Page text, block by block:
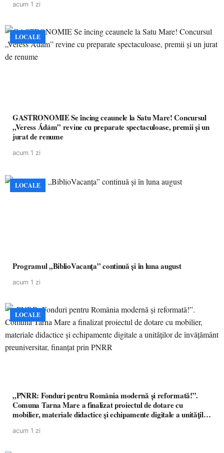
acum 1 zi
LOCALE
GASTRONOMIE Se încing ceaunele la Satu Mare! Concursul
„Veress Ádám” revine cu preparate spectaculoase, premii și un
jurat de renume
acum 1 zi
LOCALE
Programul „BiblioVacanța” continuă și în luna august
acum 1 zi
LOCALE
„PNRR: Fonduri pentru România modernă și reformată!”.
Comuna Tarna Mare a finalizat proiectul de dotare cu
mobilier, materiale didactice și echipamente digitale a unităților
acum 1 zi